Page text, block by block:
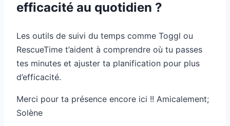
efficacité au quotidien ?
Les outils de suivi du temps comme Toggl ou
RescueTime t’aident à comprendre où tu passes
tes minutes et ajuster ta planification pour plus
d’efficacité.
Merci pour ta présence encore ici !! Amicalement;
Solène